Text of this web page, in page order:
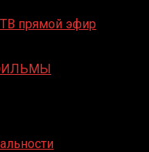
прямой эфир